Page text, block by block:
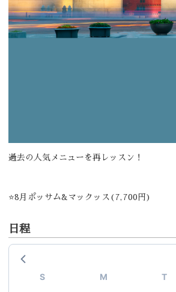
過去の人気メニューを再レッスン！
⭐8月ポッサム&マックッス(7,700円)
日程
S M T